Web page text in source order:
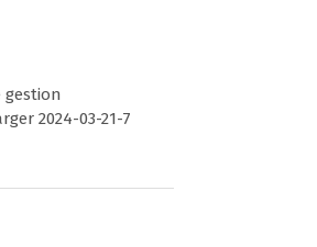
gestion
2024-03-21-7